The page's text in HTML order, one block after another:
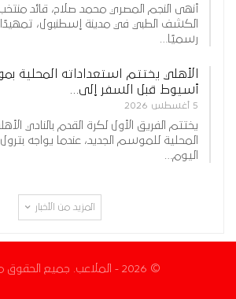
أنهى النجم المصري محمد صلاح، قائد
الكشف الطبي في مدينة إسطنبول، تمهيدًا
رسميًا…
الأهلي يختتم استعداداته المحلية
أسيوط قبل السفر إلى…
5 أغسطس 2026
يختتم الفريق الأول لكرة القدم بالنادي
المحلية للموسم الجديد، عندما يواجه
اليوم…
المزيد من الأخبار
© 2026 - الملاعب. جميع الحقوق محفوظة.